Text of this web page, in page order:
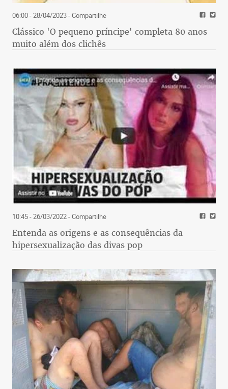
06:00 - 28/04/2023- Compartilhe
Clássico 'O pequeno príncipe' completa 80 anos
muito além dos clichês
10:45 - 26/03/2022- Compartilhe
Entenda as origens e as consequências da
hipersexualização das divas pop